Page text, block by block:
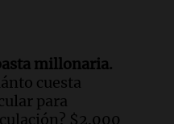
años, lucha
un trasplante
millonaria.
cuesta
para
$2.000